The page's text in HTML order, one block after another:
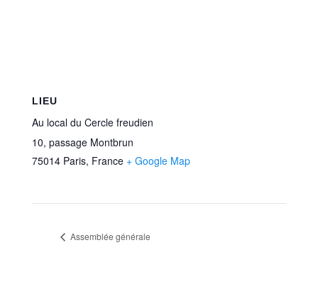
LIEU
Au local du Cercle freudien
10, passage Montbrun
75014 Paris, France + Google Map
Assemblée générale